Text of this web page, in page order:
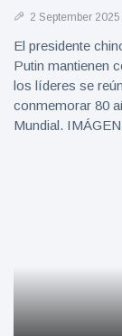
2 September 2025
El presidente
Putin mantienen
los líderes se
conmemorar 80
Mundial.